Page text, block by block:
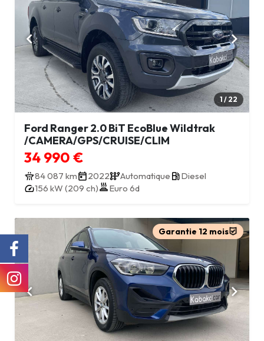
1 / 22
Ford Ranger 2.0 BiT EcoBlue Wildtrak
/CAMERA/GPS/CRUISE/CLIM
34 990 €
84 087 km 2022 Automatique
Diesel
156 kW (209 ch)
Euro 6d
Garantie 12 mois